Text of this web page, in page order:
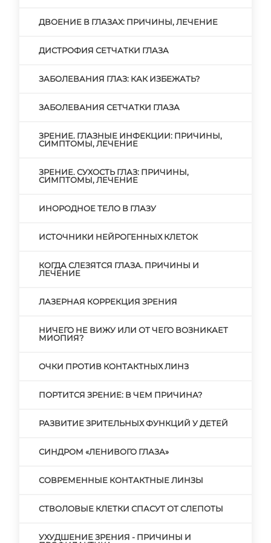
ДВОЕНИЕ В ГЛАЗАХ: ПРИЧИНЫ, ЛЕЧЕНИЕ
ДИСТРОФИЯ СЕТЧАТКИ ГЛАЗА
ЗАБОЛЕВАНИЯ ГЛАЗ: КАК ИЗБЕЖАТЬ?
ЗАБОЛЕВАНИЯ СЕТЧАТКИ ГЛАЗА
ЗРЕНИЕ. ГЛАЗНЫЕ ИНФЕКЦИИ: ПРИЧИНЫ,
СИМПТОМЫ, ЛЕЧЕНИЕ
ЗРЕНИЕ. СУХОСТЬ ГЛАЗ: ПРИЧИНЫ,
СИМПТОМЫ, ЛЕЧЕНИЕ
ИНОРОДНОЕ ТЕЛО В ГЛАЗУ
ИСТОЧНИКИ НЕЙРОГЕННЫХ КЛЕТОК
КОГДА СЛЕЗЯТСЯ ГЛАЗА. ПРИЧИНЫ И
ЛЕЧЕНИЕ
ЛАЗЕРНАЯ КОРРЕКЦИЯ ЗРЕНИЯ
НИЧЕГО НЕ ВИЖУ ИЛИ ОТ ЧЕГО ВОЗНИКАЕТ
МИОПИЯ?
ОЧКИ ПРОТИВ КОНТАКТНЫХ ЛИНЗ
ПОРТИТСЯ ЗРЕНИЕ: В ЧЕМ ПРИЧИНА?
РАЗВИТИЕ ЗРИТЕЛЬНЫХ ФУНКЦИЙ У ДЕТЕЙ
СИНДРОМ «ЛЕНИВОГО ГЛАЗА»
СОВРЕМЕННЫЕ КОНТАКТНЫЕ ЛИНЗЫ
СТВОЛОВЫЕ КЛЕТКИ СПАСУТ ОТ СЛЕПОТЫ
УХУДШЕНИЕ ЗРЕНИЯ - ПРИЧИНЫ И